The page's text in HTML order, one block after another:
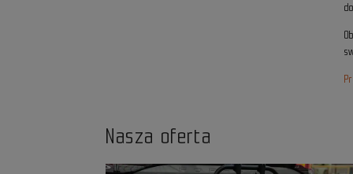
Nasza oferta